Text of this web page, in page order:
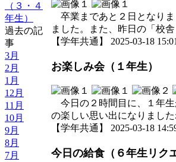
（３・４
年生）
過去の記
事
3月
2月
1月
12月
11月
10月
9月
8月
7月
卒業まであと２日となりま
ました。また、昨日の「校
【学年共通】 2025-03-18
お楽しみ会（１年生）
今日の２時間目に、１年生
の楽しい思い出になりました
【学年共通】 2025-03-18
今日の給食（６年生リク